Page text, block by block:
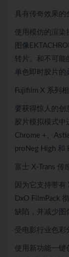
具有传奇效果的
使用模仿的渲染
图像
转片。和不可能
单色即时胶片的
Fujifilm X 系列
要获得惊人的创
胶片模拟模式中
Chrome +、
proNeg High 和
富士 X-Trans 传
因为它支持带有
DxO FilmPack
缺陷，并减少图
受电影行业色彩
使用新功能一键